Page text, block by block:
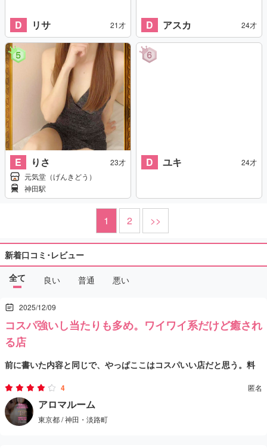
D リサ 21才 D アスカ 24才
E りさ
23才
元気堂（げんきどう）
神田駅
D ユキ 24才
1 2 >>
新着口コミ･レビュー
全て
良い 普通 悪い
2025/12/09
コスパ強いし当たりも多め。ワイワイ系だけど癒され
る店
前に書いた内容と同じで、やっぱここはコスパいい店だと思う。料
金に対してやってくれる内容がちゃんとしてるし、トータルの満足
感が高い。スタッフさんも何人かいて、タイプがバラけてるのがこ
の店の面白さでもあるね。素朴で感じのいい20代の子、落ち着いた
施術の流れは、泡洗い→シャワー→マッサージっていう王道コー
ス。泡の段階から丁寧で、しっかり身体を温めながらほぐしてくれ
4 匿名
アロマルーム
東京都 / 神田・淡路町